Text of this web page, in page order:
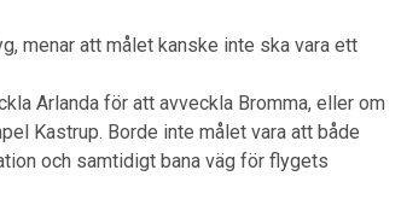
menar att målet kanske inte ska vara ett
Arlanda för att avveckla Bromma, eller om
Kastrup. Borde inte målet vara att både
och samtidigt bana väg för flygets